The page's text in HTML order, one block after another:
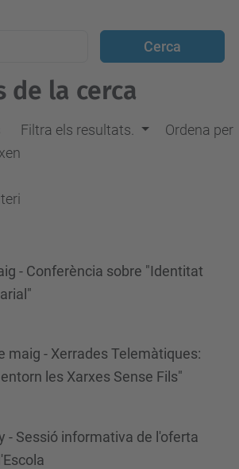
de la cerca
Filtra els resultats. Ordena per
- Conferència sobre "Identitat
maig - Xerrades Telemàtiques:
les Xarxes Sense Fils"
- Sessió informativa de l'oferta